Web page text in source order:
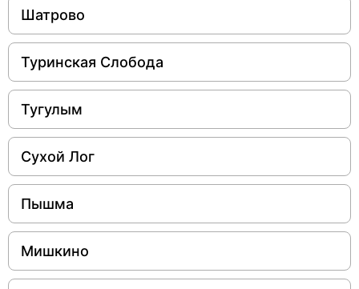
Шатрово
Туринская Слобода
Тугулым
Сухой Лог
Пышма
Мишкино